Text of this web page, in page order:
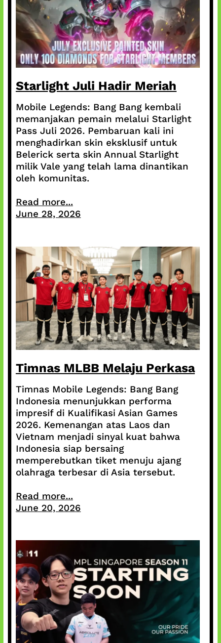
Starlight Juli Hadir Meriah
Mobile Legends: Bang Bang kembali
memanjakan pemain melalui Starlight
Pass Juli 2026. Pembaruan kali ini
menghadirkan skin eksklusif untuk
Belerick serta skin Annual Starlight
milik Vale yang telah lama dinantikan
oleh komunitas.
Read more...
June 28, 2026
Timnas MLBB Melaju Perkasa
Timnas Mobile Legends: Bang Bang
Indonesia menunjukkan performa
impresif di Kualifikasi Asian Games
2026. Kemenangan atas Laos dan
Vietnam menjadi sinyal kuat bahwa
Indonesia siap bersaing
memperebutkan tiket menuju ajang
olahraga terbesar di Asia tersebut.
Read more...
June 20, 2026